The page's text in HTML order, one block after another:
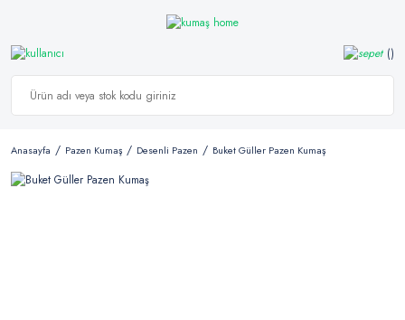
Anasayfa Pazen Kumaş Desenli Pazen Buket Güller Pazen Kumaş